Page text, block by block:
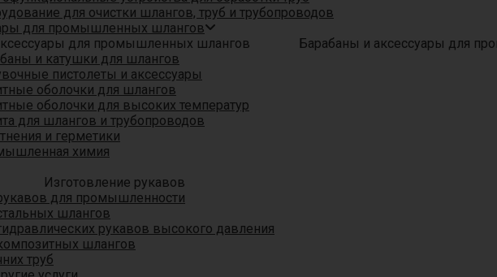
для очистки шлангов, труб и трубопроводов
для промышленных шлангов
Барабаны и аксессуары для
и катушки для шлангов
пистолеты и аксессуары
оболочки для шлангов
оболочки для высоких температур
для шлангов и трубопроводов
и герметики
химия
Изготовление рукавов
для промышленности
шлангов
рукавов высокого давления
шлангов
труб